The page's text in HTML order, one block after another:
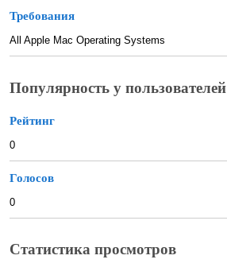
Требования
All Apple Mac Operating Systems
Популярность у пользователей
Рейтинг
0
Голосов
0
Статистика просмотров